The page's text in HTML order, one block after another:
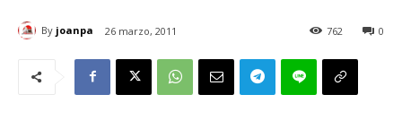
By joanpa 26 marzo, 2011 0
762